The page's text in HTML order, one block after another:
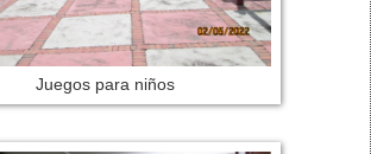
Juegos para niños